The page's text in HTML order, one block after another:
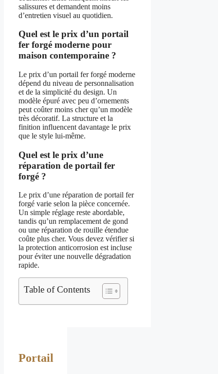
salissures et demandent moins
d’entretien visuel au quotidien.
Quel est le prix d’un portail
fer forgé moderne pour
maison contemporaine ?
Le prix d’un portail fer forgé moderne
dépend du niveau de personnalisation
et de la simplicité du design. Un
modèle épuré avec peu d’ornements
peut coûter moins cher qu’un modèle
très décoratif. La structure et la
finition influencent davantage le prix
que le style lui-même.
Quel est le prix d’une
réparation de portail fer
forgé ?
Le prix d’une réparation de portail fer
forgé varie selon la pièce concernée.
Un simple réglage reste abordable,
tandis qu’un remplacement de gond
ou une réparation de rouille étendue
coûte plus cher. Vous devez vérifier si
la protection anticorrosion est incluse
pour éviter une nouvelle dégradation
rapide.
Table of Contents
Portail